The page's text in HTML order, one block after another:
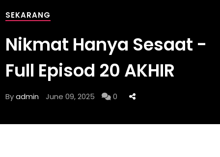
SEKARANG
Nikmat Hanya Sesaat -
Full Episod 20 AKHIR
Byadmin June 09, 2025 0